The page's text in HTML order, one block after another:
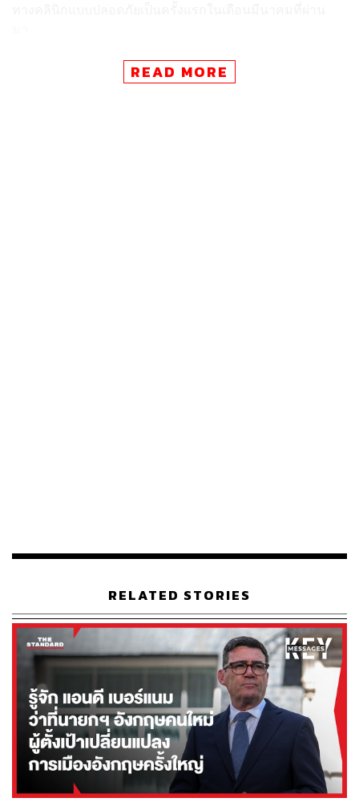
แต่ผลการทดลองที่ไม่แน่นอนทำให้บางทีมวิจัยนั้นล้มเหลว
หรือได้ผลลัพธ์ที่ไม่ชัดเจน และมีเพียงไม่กี่ทีมเท่านั้นที่ประสบ
หลายพันคน และดูว่ามีกี่คนที่ยังติดเชื้อ พร้อมเปรียบเทียบกับ
กลุ่มอาสาสมัครที่ได้รับยาหลอก (Placebo) ในขั้นตอนนี้จะ
สามารถพิจารณาได้ว่า วัคซีนนั้นสามารถป้องกันการติดเชื้อ
ไวรัสได้หรือไม่
อนุมัติการใช้ (Approval)– หน่วยงานควบคุมของแต่ละ
ประเทศ จะตรวจผลการทดสอบและตัดสินใจว่าจะอนุมัติการ
ใช้วัคซีนหรือไม่ ซึ่งในช่วงวิกฤตการระบาดใหญ่ทั่วโลก
(Pandemic) ที่เกิดขึ้น วัคซีนที่ผ่านการทดสอบ อาจได้รับ
อนุมัติให้ใช้งานฉุกเฉินก่อนจะอนุมัติอย่างเป็นทางการ
READ MORE
RELATED STORIES